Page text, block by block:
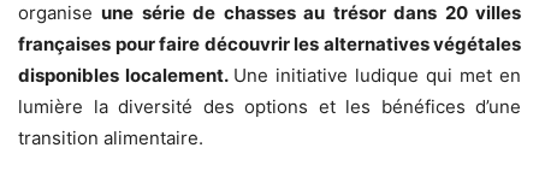
organiseune série de chasses au trésor dans 20 villes
françaises pour faire découvrir les alternatives végétales
disponibles localement. Une initiative ludique qui met en
lumière la diversité des options et les bénéfices d’une
transition alimentaire.